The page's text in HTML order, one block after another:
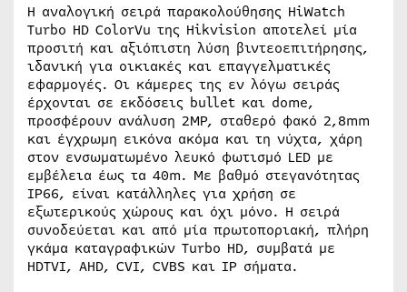
Η αναλογική σειρά παρακολούθησης HiWatch
Turbo HD ColorVu της Hikvision αποτελεί μία
προσιτή και αξιόπιστη λύση βιντεοεπιτήρησης,
ιδανική για οικιακές και επαγγελματικές
εφαρμογές. Οι κάμερες της εν λόγω σειράς
έρχονται σε εκδόσεις bullet και dome,
προσφέρουν ανάλυση 2MP, σταθερό φακό 2,8mm
και έγχρωμη εικόνα ακόμα και τη νύχτα, χάρη
στον ενσωματωμένο λευκό φωτισμό LED με
εμβέλεια έως τα 40m. Με βαθμό στεγανότητας
IP66, είναι κατάλληλες για χρήση σε
εξωτερικούς χώρους και όχι μόνο. Η σειρά
συνοδεύεται και από μία πρωτοποριακή, πλήρη
γκάμα καταγραφικών Turbo HD, συμβατά με
HDTVI, AHD, CVI, CVBS και IP σήματα.